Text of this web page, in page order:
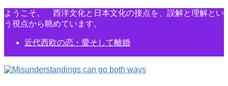
コ
ン
ツ
に
ナ
ビ
シ
ョ
ようこそ。 西洋文化と日本文化の接点を、誤解と理解とい
う視点から眺めています。
近代西欧の恋・愛そして離婚